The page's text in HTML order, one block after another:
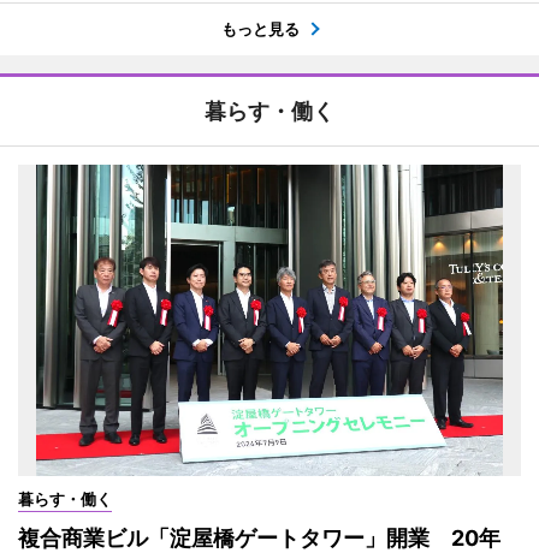
もっと見る
暮らす・働く
暮らす・働く
複合商業ビル「淀屋橋ゲートタワー」開業 20年